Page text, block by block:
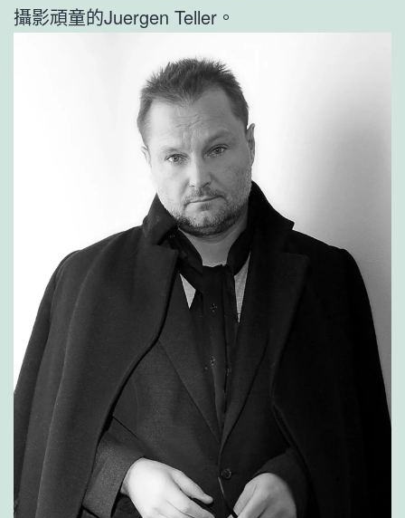
攝影頑童的Juergen Teller。